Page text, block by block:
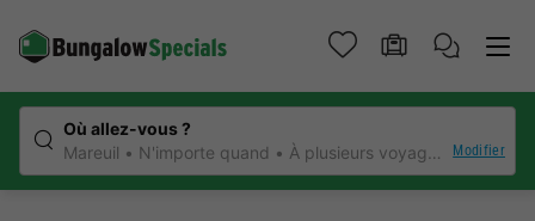
Où allez-vous ?
Mareuil
N'importe quand À plusieurs voyageurs Modifier